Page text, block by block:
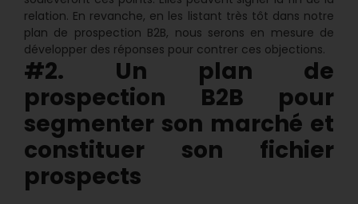
relation. En revanche, en les listant très tôt dans notre
plan de prospection B2B, nous serons en mesure de
développer des réponses pour contrer ces objections.
#2. Un plan de
prospection B2B pour
segmenter son marché et
constituer son fichier
prospects